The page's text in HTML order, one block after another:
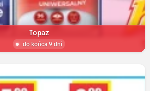
Topaz
do końca 9 dni